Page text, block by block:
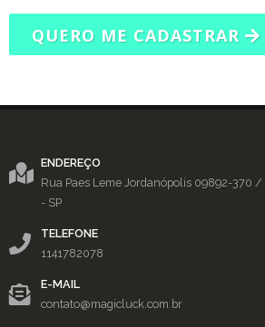
QUERO ME CADASTRAR
ENDEREÇO
Rua Paes Leme Jordanópolis 09892-370 /
- SP
TELEFONE
1141782078
E-MAIL
contato@magicluck.com.br